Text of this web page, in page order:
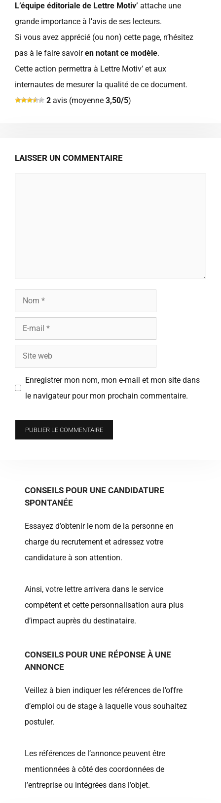
L’équipe éditoriale de Lettre Motiv’ attache une
grande importance à l’avis de ses lecteurs.
Si vous avez apprécié (ou non) cette page, n’hésitez
pas à le faire savoiren notant ce modèle.
Cette action permettra à Lettre Motiv’ et aux
internautes de mesurer la qualité de ce document.
2 avis (moyenne 3,50/5)
LAISSER UN COMMENTAIRE
Nom
mail
Site
web
Enregistrer mon nom, mon e-mail et mon site dans
le navigateur pour mon prochain commentaire.
CONSEILS POUR UNE CANDIDATURE
SPONTANÉE
Essayez d’obtenir le nom de la personne en
charge du recrutement et adressez votre
candidature à son attention.
Ainsi, votre lettre arrivera dans le service
compétent et cette personnalisation aura plus
d’impact auprès du destinataire.
CONSEILS POUR UNE RÉPONSE À UNE
ANNONCE
Veillez à bien indiquer les références de l’offre
d’emploi ou de stage à laquelle vous souhaitez
postuler.
Les références de l’annonce peuvent être
mentionnées à côté des coordonnées de
l’entreprise ou intégrées dans l’objet.